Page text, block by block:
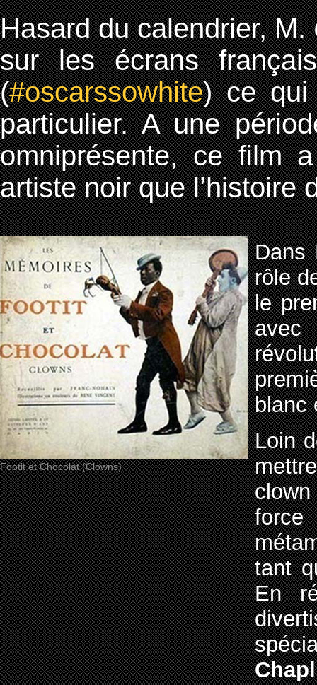
Hasard du calendrier, M.
sur les écrans
(#oscarssowhite) ce qui
particulier. A une
omniprésente, ce film
artiste noir que l’histoire
Footit et Chocolat (Clowns)
rôle
le
blanc
Loin
clown
tant
En